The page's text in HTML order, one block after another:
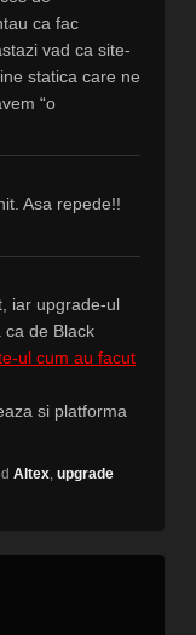
ca fac
vad ca site-
statica care ne
“o
Asa repede!!
iar upgrade-ul
ca de Black
ul cum au facut
si platforma
Altex, upgrade